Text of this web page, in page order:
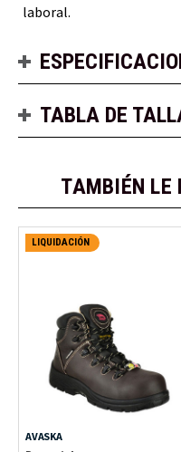
laboral.
TABLA DE
TAMBIÉN LE
LIQUIDACIÓN
AVASKA